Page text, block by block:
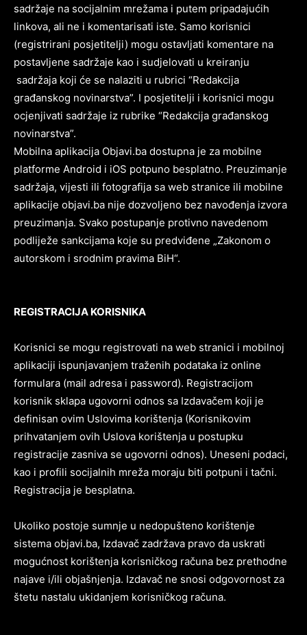
sadržaje na socijalnim mrežama i putem pripadajućih
linkova, ali ne i komentarisati iste. Samo korisnici
(registrirani posjetitelji) mogu ostavljati komentare na
postavljene sadržaje kao i sudjelovati u kreiranju
sadržaja koji će se nalaziti u rubrici “Redakcija
građanskog novinarstva”. I posjetitelji i korisnici mogu
ocjenjivati sadržaje iz rubrike “Redakcija građanskog
novinarstva”.
Mobilna aplikacija Objavi.ba dostupna je za mobilne
platforme Android i iOS potpuno besplatno. Preuzimanje
sadržaja, vijesti ili fotografija sa web stranice ili mobilne
aplikacije objavi.ba nije dozvoljeno bez navođenja izvora
preuzimanja. Svako postupanje protivno navedenom
podliježe sankcijama koje su predviđene „Zakonom o
autorskom i srodnim pravima BiH“.
REGISTRACIJA KORISNIKA
Korisnici se mogu registrovati na web stranici i mobilnoj
aplikaciji ispunjavanjem traženih podataka iz online
formulara (mail adresa i password). Registracijom
korisnik sklapa ugovorni odnos sa Izdavačem koji je
definisan ovim Uslovima korištenja (Korisnikovim
prihvatanjem ovih Uslova korištenja u postupku
registracije zasniva se ugovorni odnos). Uneseni podaci,
kao i profili socijalnih mreža moraju biti potpuni i tačni.
Registracija je besplatna.
Ukoliko postoje sumnje u nedopušteno korištenje
sistema objavi.ba, Izdavač zadržava pravo da uskrati
mogućnost korištenja korisničkog računa bez prethodne
najave i/ili objašnjenja. Izdavač ne snosi odgovornost za
štetu nastalu ukidanjem korisničkog računa.